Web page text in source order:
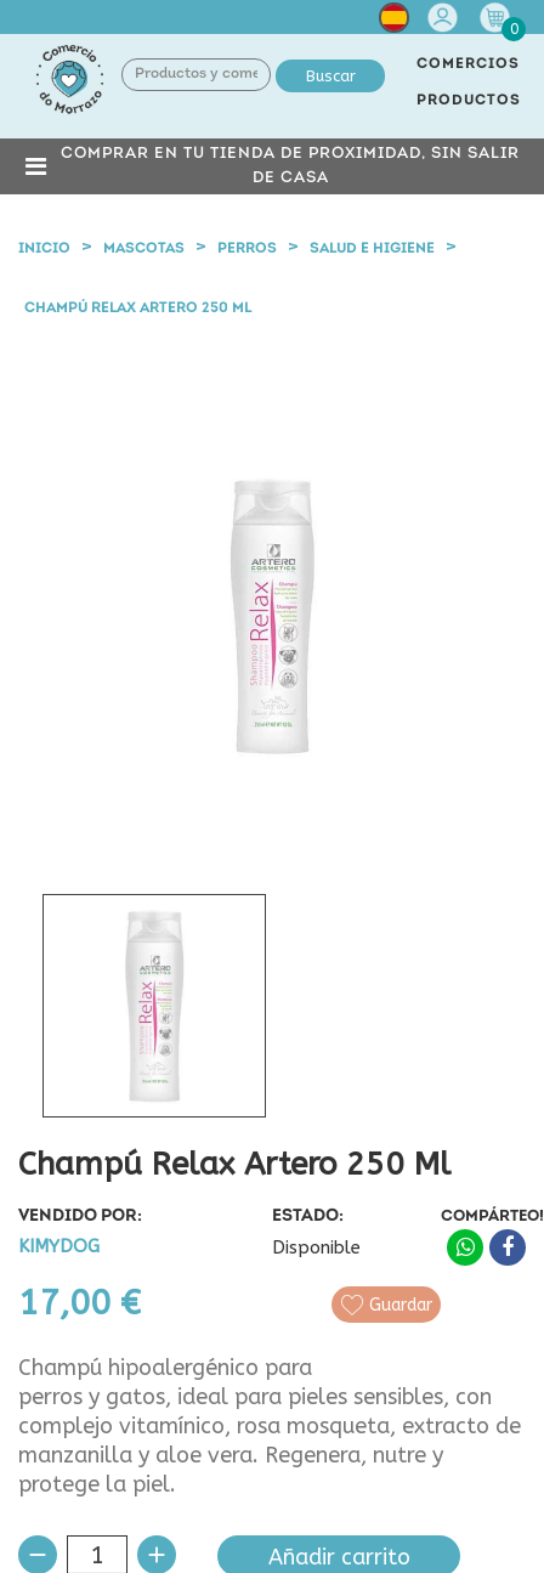
Cuenta
0
Buscar
COMERCIOS
PRODUCTOS
COMPRAR EN TU TIENDA DE PROXIMIDAD, SIN SALIR
DE CASA
INICIO MASCOTAS PERROS SALUD E HIGIENE
CHAMPÚ RELAX ARTERO 250 ML
Champú Relax Artero 250 Ml
VENDIDO POR:
KIMYDOG
ESTADO:
Disponible
17,00 €
COMPÁRTEO!
Guardar
Champú hipoalergénico para
perros y gatos, ideal para pieles sensibles, con
complejo vitamínico, rosa mosqueta, extracto de
manzanilla y aloe vera. Regenera, nutre y
protege la piel.
Añadir carrito